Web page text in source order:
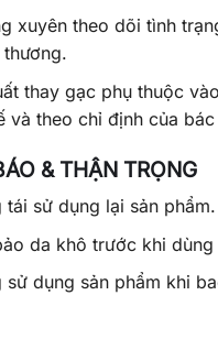
xuyên theo dõi tình
thay gạc phụ thuộc
và theo chỉ định của
& THẬN TRỌNG
tái sử dụng lại sản phẩm.
da khô trước khi dùng
sử dụng sản phẩm khi